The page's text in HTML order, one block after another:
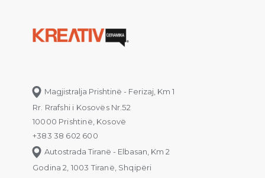
Magjistralja Prishtinë - Ferizaj, Km 1
Rr. Rrafshi i Kosovës Nr.52
10000 Prishtinë, Kosovë
+383 38 602 600
Autostrada Tiranë - Elbasan, Km 2
Godina 2, 1003 Tiranë, Shqipëri